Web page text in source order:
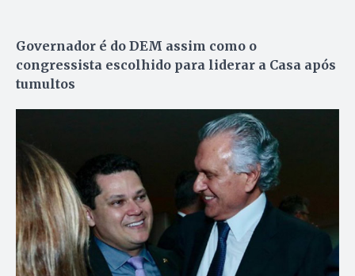
Governador é do DEM assim como o
congressista escolhido para liderar a Casa após
tumultos